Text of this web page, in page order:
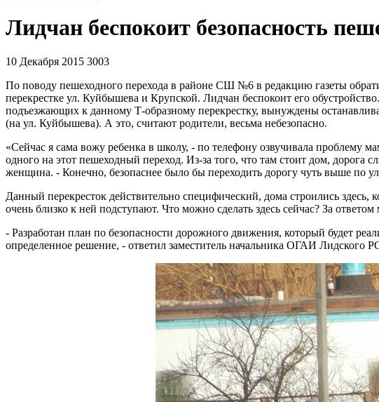
Лидчан беспокоит безопасность
10 Декабря 2015 3003
По поводу пешеходного перехода в районе СШ №6 в редакцию газеты
перекрестке ул. Куйбышева и Крупской. Лидчан беспокоит его
подъезжающих к данному Т-образному перекрестку, вынуждены
(на ул. Куйбышева). А это, считают родители, весьма небезопасно.
«Сейчас я сама вожу ребенка в школу, - по телефону озвучивала проблему
одного на этот пешеходный переход. Из-за того, что там стоит дом, дорога
женщина. - Конечно, безопаснее было бы переходить дорогу чуть выше по
Данный перекресток действительно специфический, дома строились
очень близко к ней подступают. Что можно сделать здесь сейчас? За
- Разработан план по безопасности дорожного движения, который будет
определенное решение, - ответил заместитель начальника ОГАИ